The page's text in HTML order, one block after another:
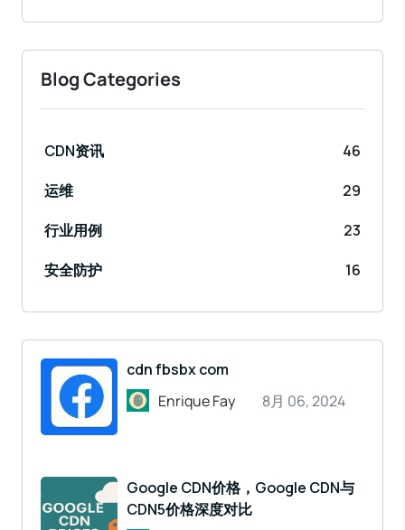
Blog Categories
CDN资讯
46
运维
29
行业用例
23
安全防护
16
cdn fbsbx com
Enrique Fay
8月 06, 2024
Google CDN价格，Google CDN与
CDN5价格深度对比